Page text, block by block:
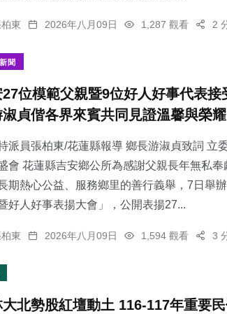
東 2026年八月09日 1,287 觀看 2
聞
位模範父親暨9位好人好事代表接
淑貞偕各界來賓共同見證溫馨與榮耀
派員張柏東/花蓮縣報導 鄉長游淑貞致詞 立
會 花蓮縣吉安鄉公所為感謝父親長年無私奉
期熱心公益、服務鄉里的善行義舉，7日舉
好人好事表揚大會」，公開表揚27...
東 2026年八月09日 1,594 觀看 3
大北勢股紅壇動土 116-117年重要
161+
旅遊
229+
文教